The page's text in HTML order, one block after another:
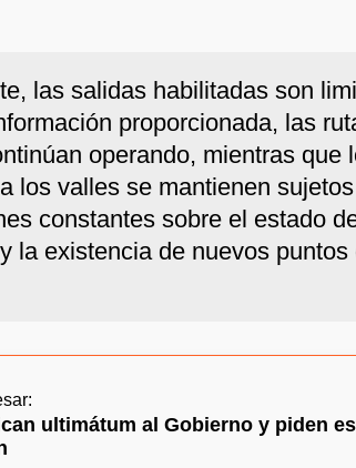
las salidas habilitadas son
proporcionada, las
operando, mientras que
los valles se mantienen
constantes sobre el estado
la existencia de nuevos puntos
ultimátum al Gobierno y piden